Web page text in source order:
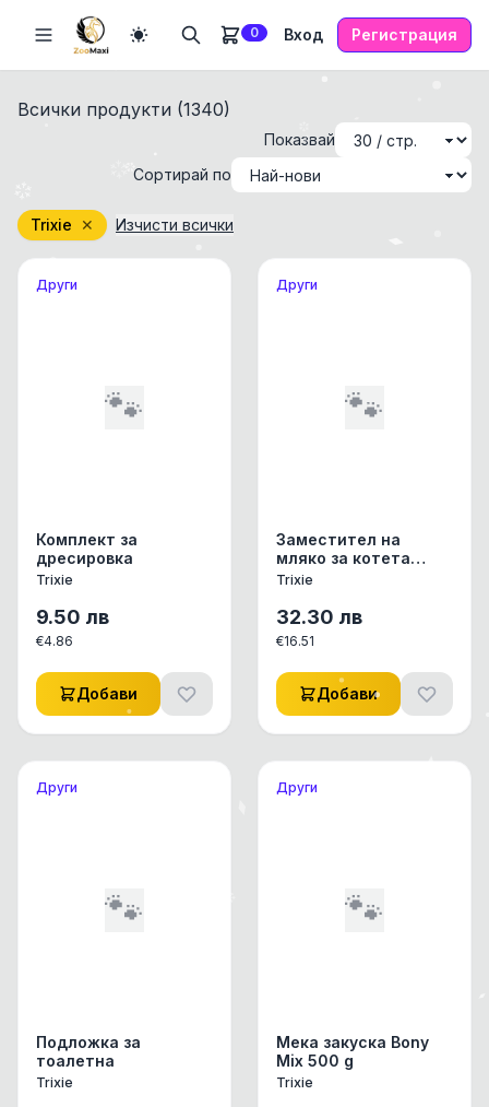
0 Вход Регистрация
Всички продукти (1340)
Показвай
Сортирай по
Trixie ✕ Изчисти всички
Други
🐾
Комплект за
дресировка
Trixie
9.50 лв
€4.86
Добави
Други
🐾
Заместител на
мляко за котета
250гр.
Trixie
32.30 лв
€16.51
Добави
Други
🐾
Подложка за
тоалетна
Trixie
Други
🐾
Мека закуска Bony
Mix 500 g
Trixie